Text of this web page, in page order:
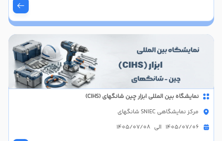
نمایشگاه بین المللی ابزار چین شانگهای (CIHS)
مرکز نمایشگاهی SNIEC شانگهای
1405/07/06 الی 1405/07/08